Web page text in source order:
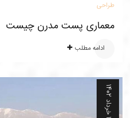
طراحی
معماری پست مدرن چیست
ادامه مطلب
4
خ
ر
د
ا
د
1
4
0